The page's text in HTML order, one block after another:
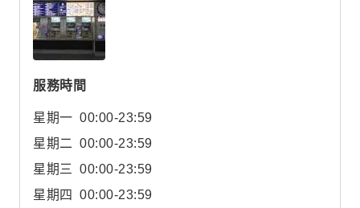
服務時間
星期一 00:00-23:59
星期二 00:00-23:59
星期三
00:00-23:59
星期四
00:00-23:59